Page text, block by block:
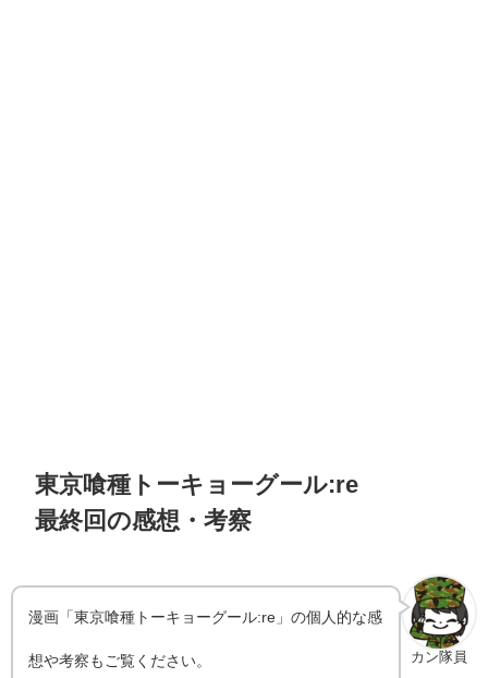
東京喰種トーキョーグール:re
最終回の感想・考察
カン隊員
漫画「東京喰種トーキョーグール:re」の個人的な感
想や考察もご覧ください。